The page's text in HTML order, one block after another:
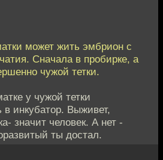
может жить эмбрион с
Сначала в пробирке, а
чужой тетки.
у чужой тетки
инкубатор. Выживет,
значит человек. А нет -
ты достал.